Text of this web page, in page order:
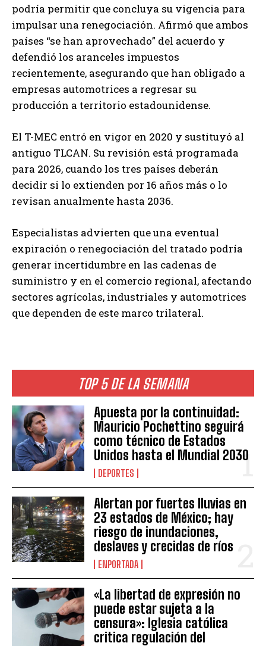
TOP 5 DE LA SEMANA
Apuesta por la continuidad:
Mauricio Pochettino seguirá
como técnico de Estados
Unidos hasta el Mundial 2030
DEPORTES
Alertan por fuertes lluvias en
23 estados de México; hay
riesgo de inundaciones,
deslaves y crecidas de ríos
ENPORTADA
«La libertad de expresión no
puede estar sujeta a la
censura»: Iglesia católica
critica regulación del
podría permitir que concluya su vigencia para
impulsar una renegociación. Afirmó que ambos
países “se han aprovechado” del acuerdo y
defendió los aranceles impuestos
recientemente, asegurando que han obligado a
empresas automotrices a regresar su
producción a territorio estadounidense.
El T-MEC entró en vigor en 2020 y sustituyó al
antiguo TLCAN. Su revisión está programada
para 2026, cuando los tres países deberán
decidir si lo extienden por 16 años más o lo
revisan anualmente hasta 2036.
Especialistas advierten que una eventual
expiración o renegociación del tratado podría
generar incertidumbre en las cadenas de
suministro y en el comercio regional, afectando
sectores agrícolas, industriales y automotrices
que dependen de este marco trilateral.